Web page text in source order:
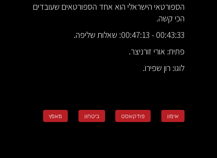
הספורטאי הישראלי הוא אחד הספורטאים שעובדים
הכי קשה.
00:43:33 - 00:47:13: שאלות שליפה.
פתיח: אורי זורניצר.
לוגו: רון שפירו.
אימון פודקאסט ביטחון מאמץ